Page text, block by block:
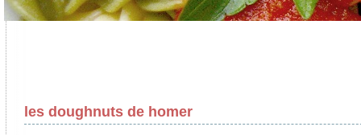
les doughnuts de homer